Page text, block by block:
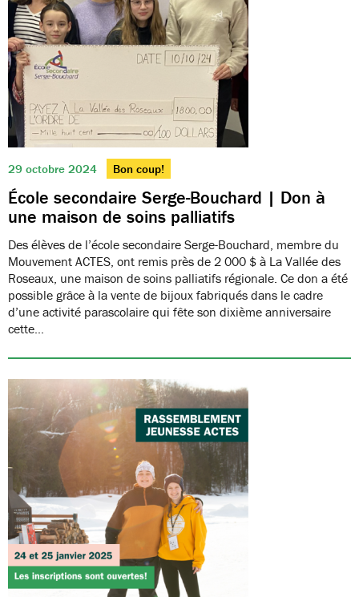
29 octobre 2024 Bon coup!
École secondaire Serge-Bouchard | Don à
une maison de soins palliatifs
Des élèves de l’école secondaire Serge-Bouchard, membre du
Mouvement ACTES, ont remis près de 2 000 $ à La Vallée des
Roseaux, une maison de soins palliatifs régionale. Ce don a été
possible grâce à la vente de bijoux fabriqués dans le cadre
d’une activité parascolaire qui fête son dixième anniversaire
cette…